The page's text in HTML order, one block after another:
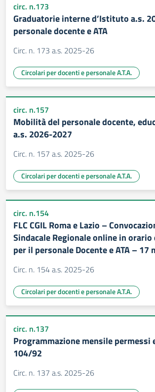
circ. n.173
Graduatorie interne d’Istituto a.s.
personale docente e ATA
Circ. n. 173 a.s. 2025-26
Circolari per docenti e personale A.T.A.
circ. n.157
Mobilità del personale docente,
a.s. 2026-2027
Circ. n. 157 a.s. 2025-26
Circolari per docenti e personale A.T.A.
circ. n.154
FLC CGIL Roma e Lazio –
Sindacale Regionale online in
per il personale Docente e ATA – 17
Circ. n. 154 a.s. 2025-26
Circolari per docenti e personale A.T.A.
circ. n.137
Programmazione mensile permessi
104/92
Circ. n. 137 a.s. 2025-26